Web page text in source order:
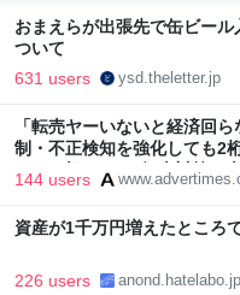
おまえらが出張先で缶ビー
ついて
631 users ysd.theletter.jp
「転売ヤーいないと経済回
制・不正検知を強化しても2
わ」で極まった“転売対策の本
144 users
資産が1千万円増えたところ
226 users anond.hatelabo.jp